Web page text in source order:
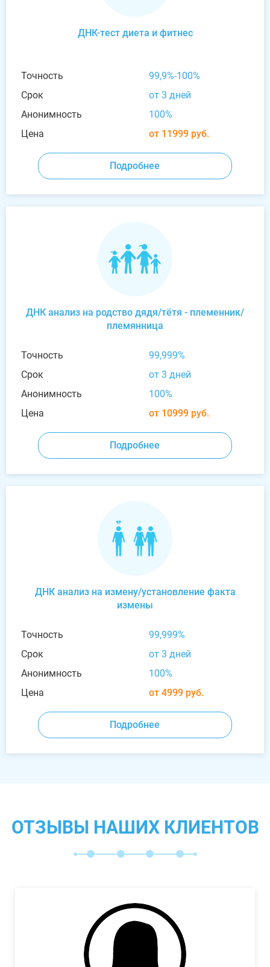
ДНК-тест диета и фитнес
Точность
99,9%-100%
Срок
от 3 дней
Анонимность
100%
Цена
от 11999 руб.
Подробнее
ДНК анализ на родство дядя/тётя - племенник/
племянница
Точность
99,999%
Срок
от 3 дней
Анонимность
100%
Цена
от 10999 руб.
Подробнее
ДНК анализ на измену/установление факта
измены
Точность
99,999%
Срок
от 3 дней
Анонимность
100%
Цена
от 4999 руб.
Подробнее
ОТЗЫВЫ НАШИХ КЛИЕНТОВ